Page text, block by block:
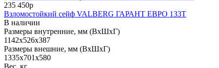
235 450р
Взломостойкий сейф VALBERG ГАРАНТ ЕВРО 133Т
В наличии
Размеры внутренние, мм (ВхШхГ)
1142x526x387
Размеры внешние, мм (ВхШхГ)
1335x701x580
Вес, кг